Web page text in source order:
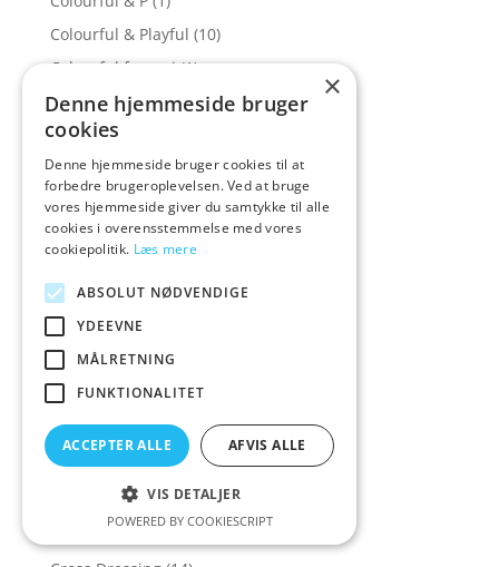
Colourful & Playful (10)
Colourful favouri (1)
Colourful favourite (1)
Colourful favourites
COLT (5)
CoolMann (1)
Corsager & Korsetter (158)
Corset (16)
Cottelli Collection
Cowgirl (7)
Crave (1)
Crazy Deals (30)
Creative Conceptions (21)
Creature Cocks (43)
×
Denne hjemmeside bruger
cookies
Denne hjemmeside bruger cookies til at
forbedre brugeroplevelsen. Ved at bruge
vores hjemmeside giver du samtykke til alle
cookies i overensstemmelse med vores
cookiepolitik. Læs mere
ABSOLUT NØDVENDIGE
YDEEVNE
MÅLRETNING
FUNKTIONALITET
ACCEPTER ALLE AFVIS ALLE
VIS DETALJER
POWERED BY COOKIESCRIPT